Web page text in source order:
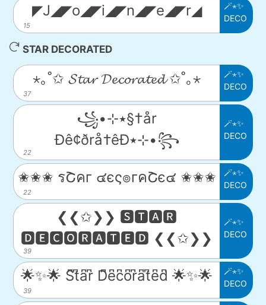
15
◤J◢◤o◢◤i◢◤n◢◤e◢◤r◢
🪄⋆✨
DECO
STAR DECORATED
37
⋆｡˚✩ 𝓢𝓽𝓪𝓻 𝓓𝓮𝓬𝓸𝓻𝓪𝓽𝓮𝓭 ✩˚｡⋆
🪄⋆✨
DECO
22
꧁•⊹٭§†år
Ðê¢ðrå†êÐ٭⊹•꧂
🪄⋆✨
DECO
22
✬✬✬ รՇคг ๔єς๏гคՇє๔ ✬✬✬
🪄⋆✨
DECO
39
❮❮✩❯❯ 🆂🆃🅰🆁
🅳🅴🅲🅾🆁🅰🆃🅴🅳 ❮❮✩❯❯
🪄⋆✨
DECO
39
🌟✨🌟 S͆t͆a͆r͆ D͆e͆c͆o͆r͆a͆t͆e͆d͆ 🌟✨🌟
🪄⋆✨
DECO